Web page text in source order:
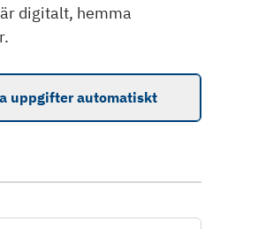
digitalt, hemma
uppgifter automatiskt